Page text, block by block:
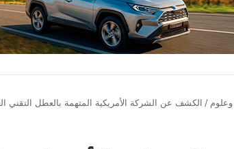
وعلوم / الكشف عن الشركة الأمريكية المتهمة بالعطل التقني